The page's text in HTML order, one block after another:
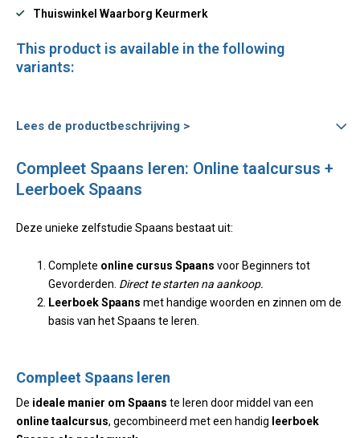
Thuiswinkel Waarborg Keurmerk
This product is available in the following
variants:
Lees de productbeschrijving >
Compleet Spaans leren: Online taalcursus +
Leerboek Spaans
Deze unieke zelfstudie Spaans bestaat uit:
Complete online cursus Spaans voor Beginners tot
Gevorderden. Direct te starten na aankoop.
Leerboek Spaans met handige woorden en zinnen om de
basis van het Spaans te leren.
Compleet Spaans leren
De ideale manier om Spaans te leren door middel van een
online taalcursus, gecombineerd met een handig leerboek